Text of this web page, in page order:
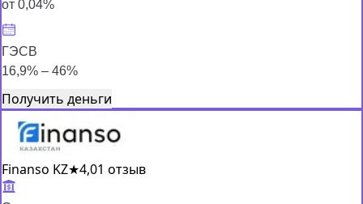
от 0,04%
ГЭСВ
16,9% – 46%
Получить деньги
Finanso KZ★4,01 отзыв